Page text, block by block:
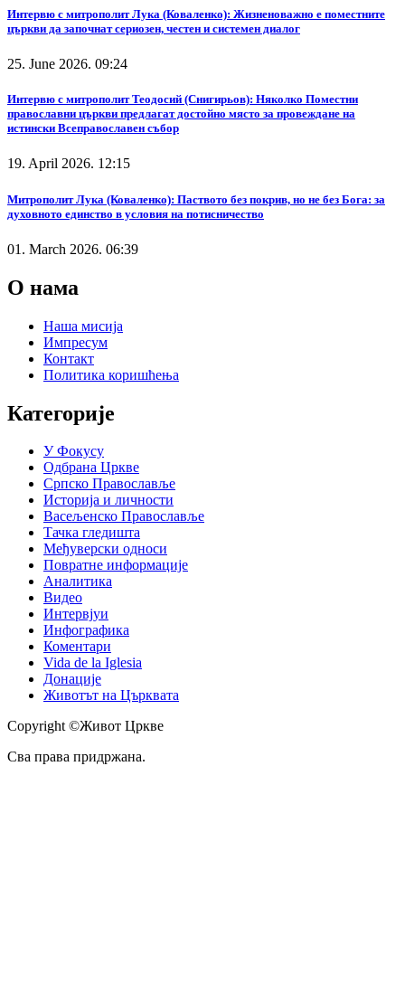
Интервю с митрополит Лука (Коваленко): Жизненоважно е поместните
църкви да започнат сериозен, честен и системен диалог
25. June 2026. 09:24
Интервю с митрополит Теодосий (Снигирьов): Няколко Поместни
православни църкви предлагат достойно място за провеждане на
истински Всеправославен събор
19. April 2026. 12:15
Митрополит Лука (Коваленко): Паството без покрив, но не без Бога: за
духовното единство в условия на потисничество
01. March 2026. 06:39
О нама
Наша мисија
Импресум
Контакт
Политика коришћења
Категорије
У Фокусу
Одбрана Цркве
Српско Православље
Историја и личности
Васељенско Православље
Тачка гледишта
Међуверски односи
Повратне информације
Аналитика
Видео
Интервјуи
Инфографика
Коментари
Vida de la Iglesia
Донације
Животът на Църквата
Copyright ©Живот Цркве
Сва права придржана.